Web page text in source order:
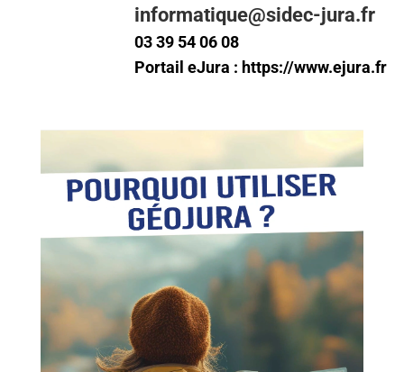
informatique@sidec-jura.fr
03 39 54 06 08
Portail eJura : https://www.ejura.fr